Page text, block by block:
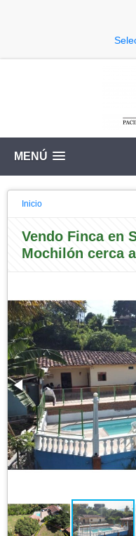
MENÚ
Inicio
Vendo Finca en
Mochilón cerca